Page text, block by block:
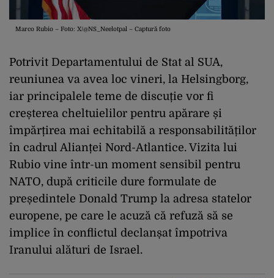
Marco Rubio – Foto: X/@NS_Neelotpal – Captură foto
Potrivit Departamentului de Stat al SUA,
reuniunea va avea loc vineri, la Helsingborg,
iar principalele teme de discuție vor fi
creșterea cheltuielilor pentru apărare și
împărțirea mai echitabilă a responsabilităților
în cadrul Alianței Nord-Atlantice. Vizita lui
Rubio vine într-un moment sensibil pentru
NATO, după criticile dure formulate de
președintele Donald Trump la adresa statelor
europene, pe care le acuză că refuză să se
implice în conflictul declanșat împotriva
Iranului alături de Israel.